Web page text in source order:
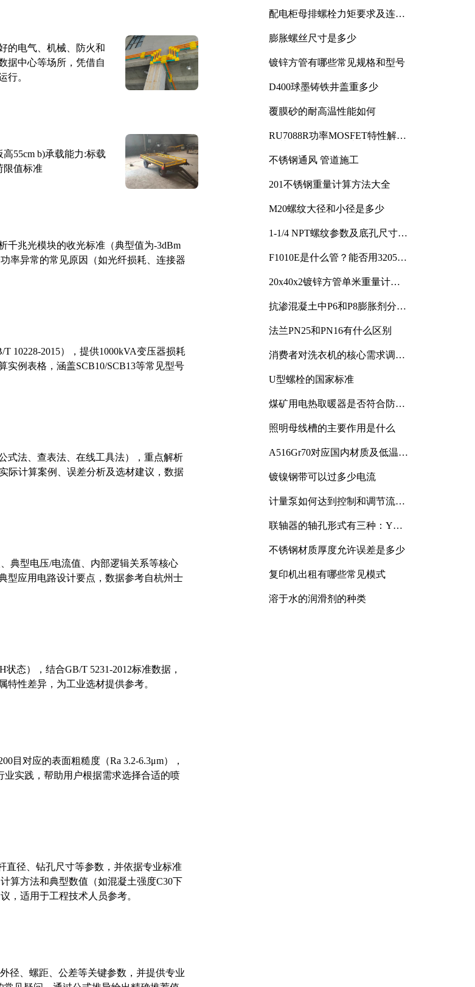
的电气、机械、防火和
据中心等场所，凭借自
行。
55cm b)承载能力:标载
限值标准
千兆光模块的收光标准（典型值为-3dBm
率异常的常见原因（如光纤损耗、连接器
10228-2015），提供1000kVA变压器损耗
例表格，涵盖SCB10/SCB13等常见型号
式法、查表法、在线工具法），重点解析
际计算案例、误差分析及选材建议，数据
典型电压/电流值、内部逻辑关系等核心
型应用电路设计要点，数据参考自杭州士
态），结合GB/T 5231-2012标准数据，
性差异，为工业选材提供参考。
目对应的表面粗糙度（Ra 3.2-6.3μm），
业实践，帮助用户根据需求选择合适的喷
直径、钻孔尺寸等参数，并依据专业标准
算方法和典型数值（如混凝土强度C30下
，适用于工程技术人员参考。
径、螺距、公差等关键参数，并提供专业
配电柜母排螺栓力矩要求及连接
膨胀螺丝尺寸是多少
镀锌方管有哪些常见规格和型号
D400球墨铸铁井盖重多少
覆膜砂的耐高温性能如何
RU7088R功率MOSFET特性解析
不锈钢通风 管道施工
201不锈钢重量计算方法大全
M20螺纹大径和小径是多少
1-1/4 NPT螺纹参数及底孔尺寸详
F1010E是什么管？能否用3205或
20x40x2镀锌方管单米重量计算
抗渗混凝土中P6和P8膨胀剂分别
法兰PN25和PN16有什么区别
消费者对洗衣机的核心需求调研
U型螺栓的国家标准
煤矿用电热取暖器是否符合防爆
照明母线槽的主要作用是什么
A516Gr70对应国内材质及低温冲
镀镍钢带可以过多少电流
计量泵如何达到控制和调节流量
联轴器的轴孔形式有三种：Y
不锈钢材质厚度允许误差是多少
复印机出租有哪些常见模式
溶于水的润滑剂的种类